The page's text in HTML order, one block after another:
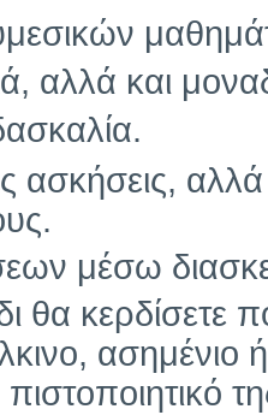
αλλά και
ασκήσεις,
μέσω
θα